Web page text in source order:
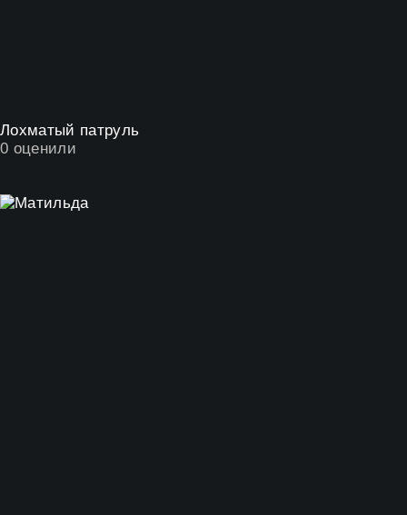
Лохматый патруль
0 оценили